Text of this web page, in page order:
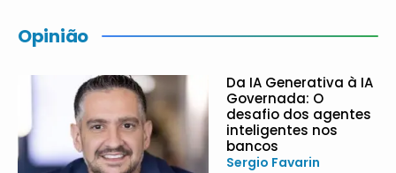
Opinião
Da IA Generativa à IA
Governada: O
desafio dos agentes
inteligentes nos
bancos
Sergio Favarin